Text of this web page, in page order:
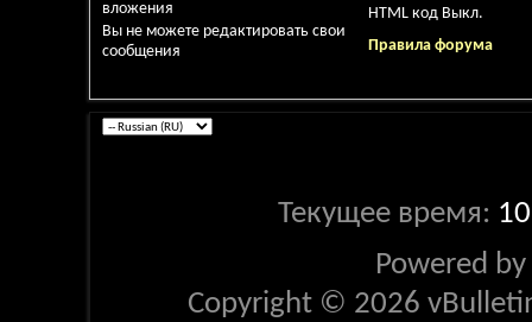
вложения
Вы не можете редактировать свои
сообщения
HTML код Выкл.
Правила форума
Текущее время:
Powered by
Copyright © 2026